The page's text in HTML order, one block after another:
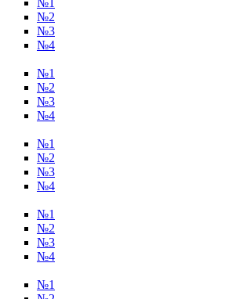
№1
№2
№3
№4
№1
№2
№3
№4
№1
№2
№3
№4
№1
№2
№3
№4
№1